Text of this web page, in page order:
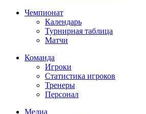
Чемпионат
Календарь
Турнирная таблица
Матчи
Команда
Игроки
Статистика игроков
Тренеры
Персонал
Медиа